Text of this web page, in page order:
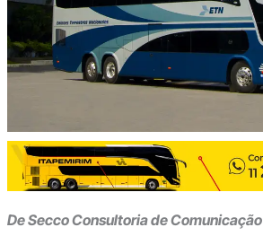
De Secco Consultoria de Comunicação